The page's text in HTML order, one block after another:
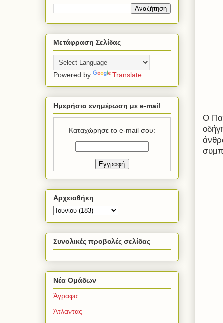
Ο
Μετάφραση Σελίδας
Powered by Translate
Ημερήσια ενημέρωση με e-mail
Καταχώρησε το e-mail σου:
Αρχειοθήκη
Συνολικές προβολές σελίδας
Νέα Ομάδων
Άγραφα
Άτλαντας